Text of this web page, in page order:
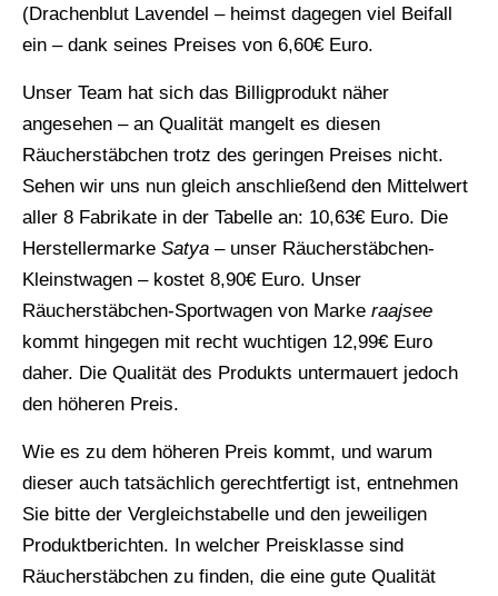
(Drachenblut Lavendel – heimst dagegen viel Beifall
ein – dank seines Preises von 6,60€ Euro.
Unser Team hat sich das Billigprodukt näher
angesehen – an Qualität mangelt es diesen
Räucherstäbchen trotz des geringen Preises nicht.
Sehen wir uns nun gleich anschließend den Mittelwert
aller 8 Fabrikate in der Tabelle an: 10,63€ Euro. Die
Herstellermarke Satya – unser Räucherstäbchen-
Kleinstwagen – kostet 8,90€ Euro. Unser
Räucherstäbchen-Sportwagen von Marke raajsee
kommt hingegen mit recht wuchtigen 12,99€ Euro
daher. Die Qualität des Produkts untermauert jedoch
den höheren Preis.
Wie es zu dem höheren Preis kommt, und warum
dieser auch tatsächlich gerechtfertigt ist, entnehmen
Sie bitte der Vergleichstabelle und den jeweiligen
Produktberichten. In welcher Preisklasse sind
Räucherstäbchen zu finden, die eine gute Qualität